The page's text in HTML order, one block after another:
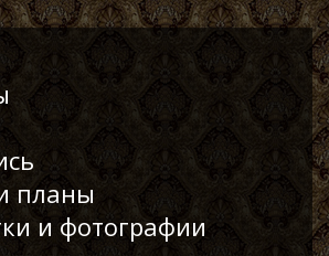
планы
и фотографии